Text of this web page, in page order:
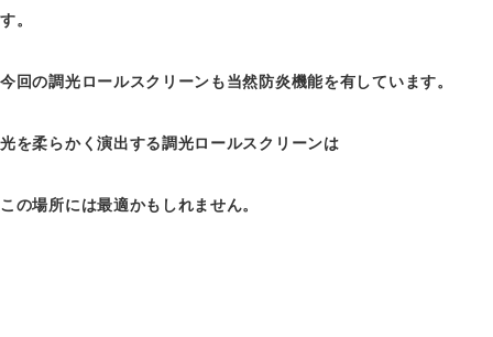
す。
今回の調光ロールスクリーンも当然防炎機能を有しています。
光を柔らかく演出する調光ロールスクリーンは
この場所には最適かもしれません。